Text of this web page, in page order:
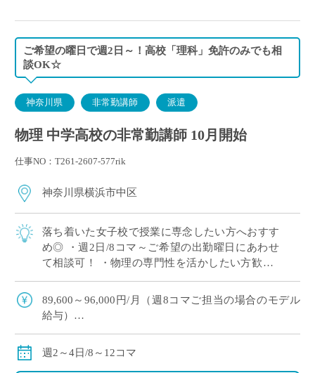
ご希望の曜日で週2日～！高校「理科」免許のみでも相
談OK☆
神奈川県 非常勤講師 派遣
物理 中学高校の非常勤講師 10月開始
仕事NO：T261-2607-577rik
神奈川県横浜市中区
落ち着いた女子校で授業に専念したい方へおすす
め◎ ・週2日/8コマ～ご希望の出勤曜日にあわせ
て相談可！ ・物理の専門性を活かしたい方歓迎♪
89,600～96,000円/月（週8コマご担当の場合のモデル
給与）
ル給与）
週2～4日/8～12コマ